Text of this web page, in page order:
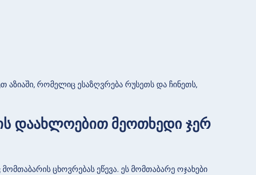
რომელიც ესაზღვრება რუსეთს და ჩინეთს,
დაახლოებით მეოთხედი ჯერ
ცხოვრებას ეწევა. ეს მომთაბარე ოჯახები